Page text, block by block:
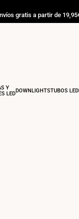
gratis a partir de
Y
LEDDOWNLIGHTSTUBOS LED